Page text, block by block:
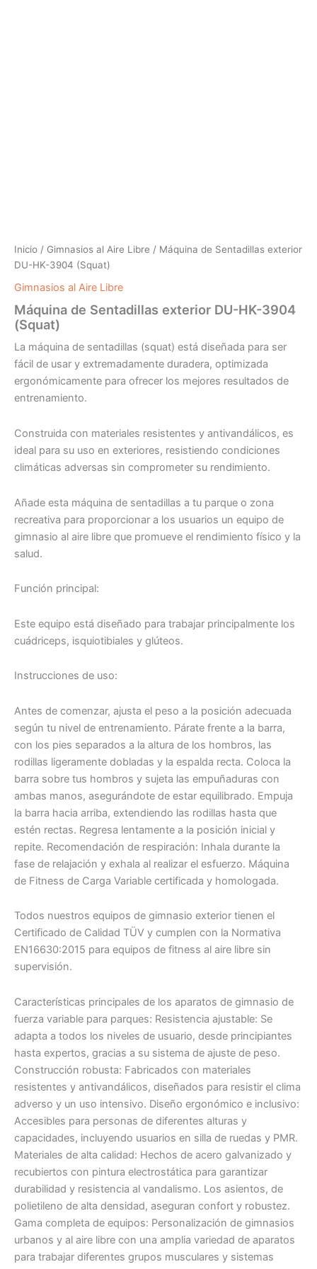
Inicio / Gimnasios al Aire Libre / Máquina de Sentadillas exterior
DU-HK-3904 (Squat)
Gimnasios al Aire Libre
Máquina de Sentadillas exterior DU-HK-3904
(Squat)
La máquina de sentadillas (squat) está diseñada para ser
fácil de usar y extremadamente duradera, optimizada
ergonómicamente para ofrecer los mejores resultados de
entrenamiento.
Construida con materiales resistentes y antivandálicos, es
ideal para su uso en exteriores, resistiendo condiciones
climáticas adversas sin comprometer su rendimiento.
Añade esta máquina de sentadillas a tu parque o zona
recreativa para proporcionar a los usuarios un equipo de
gimnasio al aire libre que promueve el rendimiento físico y la
salud.
Función principal:
Este equipo está diseñado para trabajar principalmente los
cuádriceps, isquiotibiales y glúteos.
Instrucciones de uso:
Antes de comenzar, ajusta el peso a la posición adecuada
según tu nivel de entrenamiento. Párate frente a la barra,
con los pies separados a la altura de los hombros, las
rodillas ligeramente dobladas y la espalda recta. Coloca la
barra sobre tus hombros y sujeta las empuñaduras con
ambas manos, asegurándote de estar equilibrado. Empuja
la barra hacia arriba, extendiendo las rodillas hasta que
estén rectas. Regresa lentamente a la posición inicial y
repite. Recomendación de respiración: Inhala durante la
fase de relajación y exhala al realizar el esfuerzo. Máquina
de Fitness de Carga Variable certificada y homologada.
Todos nuestros equipos de gimnasio exterior tienen el
Certificado de Calidad TÜV y cumplen con la Normativa
EN16630:2015 para equipos de fitness al aire libre sin
supervisión.
Características principales de los aparatos de gimnasio de
fuerza variable para parques: Resistencia ajustable: Se
adapta a todos los niveles de usuario, desde principiantes
hasta expertos, gracias a su sistema de ajuste de peso.
Construcción robusta: Fabricados con materiales
resistentes y antivandálicos, diseñados para resistir el clima
adverso y un uso intensivo. Diseño ergonómico e inclusivo:
Accesibles para personas de diferentes alturas y
capacidades, incluyendo usuarios en silla de ruedas y PMR.
Materiales de alta calidad: Hechos de acero galvanizado y
recubiertos con pintura electrostática para garantizar
durabilidad y resistencia al vandalismo. Los asientos, de
polietileno de alta densidad, aseguran confort y robustez.
Gama completa de equipos: Personalización de gimnasios
urbanos y al aire libre con una amplia variedad de aparatos
para trabajar diferentes grupos musculares y sistemas